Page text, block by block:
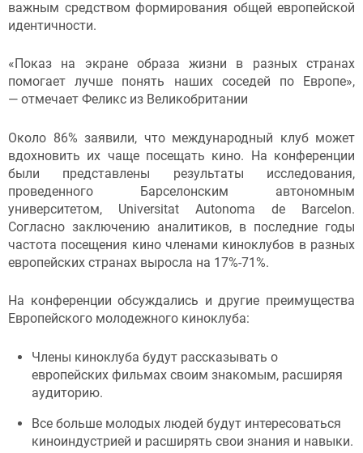
важным средством формирования общей европейской
идентичности.
«Показ на экране образа жизни в разных странах
помогает лучше понять наших соседей по Европе»,
— отмечает Феликс из Великобритании
Около 86% заявили, что международный клуб может
вдохновить их чаще посещать кино. На конференции
были представлены результаты исследования,
проведенного Барселонским автономным
университетом, Universitat Autonoma de Barcelon.
Согласно заключению аналитиков, в последние годы
частота посещения кино членами киноклубов в разных
европейских странах выросла на 17%-71%.
На конференции обсуждались и другие преимущества
Европейского молодежного киноклуба:
Члены киноклуба будут рассказывать о
европейских фильмах своим знакомым, расширяя
аудиторию.
Все больше молодых людей будут интересоваться
киноиндустрией и расширять свои знания и навыки.